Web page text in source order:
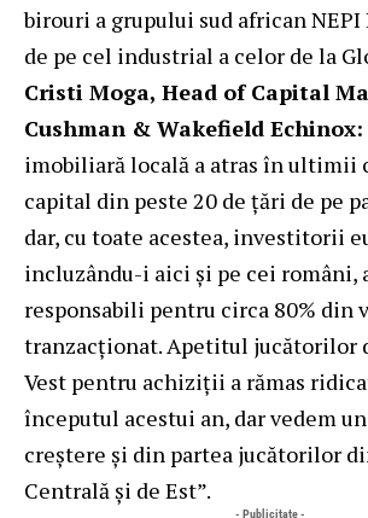
birouri a grupului sud african NEPI
de pe cel industrial a celor de la
Cristi Moga, Head of Capital
Cushman & Wakefield Echinox:
imobiliară locală a atras în ultimii
capital din peste 20 de țări de pe
dar, cu toate acestea, investitorii
incluzându-i aici și pe cei români,
responsabili pentru circa 80% din
tranzacționat. Apetitul jucătorilor
Vest pentru achiziții a rămas
începutul acestui an, dar vedem
creștere și din partea jucătorilor
Centrală și de Est”.
- Publicitate -